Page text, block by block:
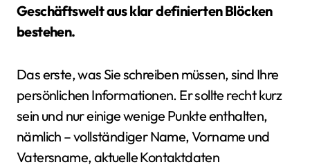
Geschäftswelt aus klar definierten Blöcken
bestehen.
Das erste, was Sie schreiben müssen, sind Ihre
persönlichen Informationen. Er sollte recht kurz
sein und nur einige wenige Punkte enthalten,
nämlich – vollständiger Name, Vorname und
Vatersname, aktuelle Kontaktdaten